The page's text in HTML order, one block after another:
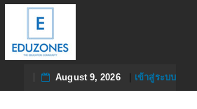
August 9, 2026| เข้าสู่ระบบ